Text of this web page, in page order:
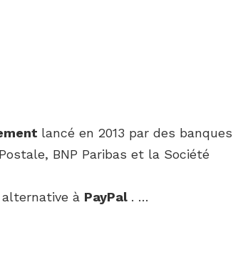
lancé en 2013 par des banques
BNP Paribas et la Société
alternative à PayPal . …